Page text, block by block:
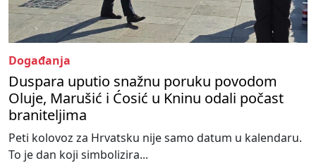
Događanja
Duspara uputio snažnu poruku povodom
Oluje, Marušić i Ćosić u Kninu odali počast
braniteljima
Peti kolovoz za Hrvatsku nije samo datum u kalendaru.
To je dan koji simbolizira...